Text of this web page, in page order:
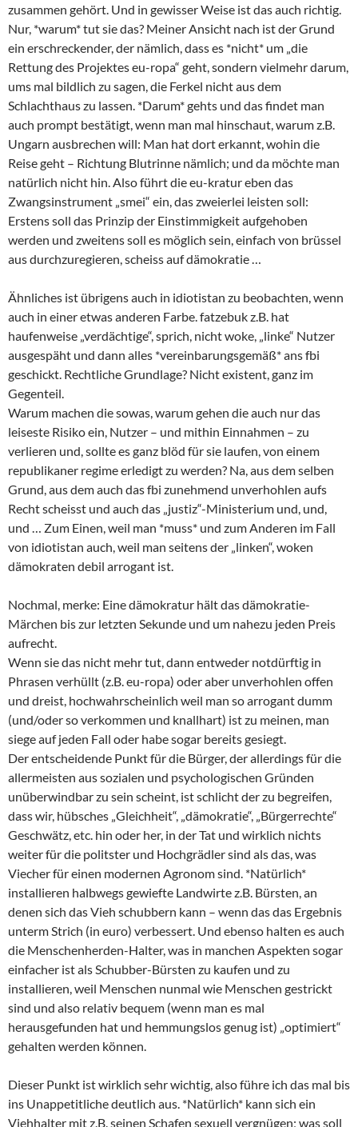
zusammen gehört. Und in gewisser Weise ist das auch richtig.
Nur, *warum* tut sie das? Meiner Ansicht nach ist der Grund
ein erschreckender, der nämlich, dass es *nicht* um „die
Rettung des Projektes eu-ropa“ geht, sondern vielmehr darum,
ums mal bildlich zu sagen, die Ferkel nicht aus dem
Schlachthaus zu lassen. *Darum* gehts und das findet man
auch prompt bestätigt, wenn man mal hinschaut, warum z.B.
Ungarn ausbrechen will: Man hat dort erkannt, wohin die
Reise geht – Richtung Blutrinne nämlich; und da möchte man
natürlich nicht hin. Also führt die eu-kratur eben das
Zwangsinstrument „smei“ ein, das zweierlei leisten soll:
Erstens soll das Prinzip der Einstimmigkeit aufgehoben
werden und zweitens soll es möglich sein, einfach von brüssel
aus durchzuregieren, scheiss auf dämokratie …
Ähnliches ist übrigens auch in idiotistan zu beobachten, wenn
auch in einer etwas anderen Farbe. fatzebuk z.B. hat
haufenweise „verdächtige“, sprich, nicht woke, „linke“ Nutzer
ausgespäht und dann alles *vereinbarungsgemäß* ans fbi
geschickt. Rechtliche Grundlage? Nicht existent, ganz im
Gegenteil.
Warum machen die sowas, warum gehen die auch nur das
leiseste Risiko ein, Nutzer – und mithin Einnahmen – zu
verlieren und, sollte es ganz blöd für sie laufen, von einem
republikaner regime erledigt zu werden? Na, aus dem selben
Grund, aus dem auch das fbi zunehmend unverhohlen aufs
Recht scheisst und auch das „justiz“-Ministerium und, und,
und … Zum Einen, weil man *muss* und zum Anderen im Fall
von idiotistan auch, weil man seitens der „linken“, woken
dämokraten debil arrogant ist.
Nochmal, merke: Eine dämokratur hält das dämokratie-
Märchen bis zur letzten Sekunde und um nahezu jeden Preis
aufrecht.
Wenn sie das nicht mehr tut, dann entweder notdürftig in
Phrasen verhüllt (z.B. eu-ropa) oder aber unverhohlen offen
und dreist, hochwahrscheinlich weil man so arrogant dumm
(und/oder so verkommen und knallhart) ist zu meinen, man
siege auf jeden Fall oder habe sogar bereits gesiegt.
Der entscheidende Punkt für die Bürger, der allerdings für die
allermeisten aus sozialen und psychologischen Gründen
unüberwindbar zu sein scheint, ist schlicht der zu begreifen,
dass wir, hübsches „Gleichheit“, „dämokratie“, „Bürgerrechte“
Geschwätz, etc. hin oder her, in der Tat und wirklich nichts
weiter für die politster und Hochgrädler sind als das, was
Viecher für einen modernen Agronom sind. *Natürlich*
installieren halbwegs gewiefte Landwirte z.B. Bürsten, an
denen sich das Vieh schubbern kann – wenn das das Ergebnis
unterm Strich (in euro) verbessert. Und ebenso halten es auch
die Menschenherden-Halter, was in manchen Aspekten sogar
einfacher ist als Schubber-Bürsten zu kaufen und zu
installieren, weil Menschen nunmal wie Menschen gestrickt
sind und also relativ bequem (wenn man es mal
herausgefunden hat und hemmungslos genug ist) „optimiert“
gehalten werden können.
Dieser Punkt ist wirklich sehr wichtig, also führe ich das mal bis
ins Unappetitliche deutlich aus. *Natürlich* kann sich ein
Viehhalter mit z.B. seinen Schafen sexuell vergnügen; was soll